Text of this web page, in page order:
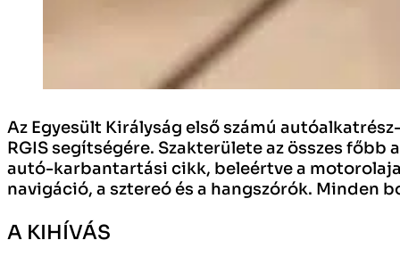
Az Egyesült Királyság első számú
RGIS segítségére. Szakterülete az összes
autó-karbantartási cikk, beleértve a
navigáció, a sztereó és a hangszórók. Minden
A KIHÍVÁS